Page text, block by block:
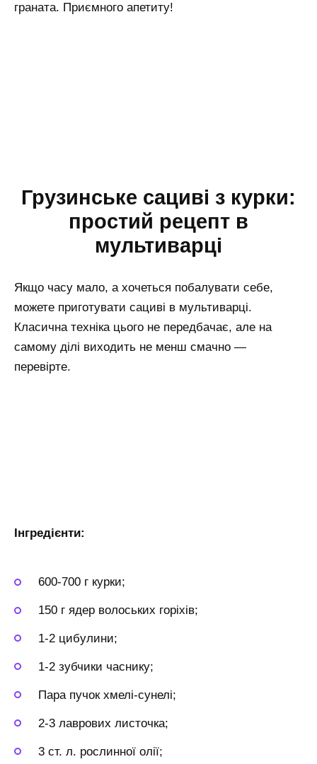
граната. Приємного апетиту!
Грузинське сациві з курки:
простий рецепт в
мультиварці
Якщо часу мало, а хочеться побалувати себе,
можете приготувати сациві в мультиварці.
Класична техніка цього не передбачає, але на
самому ділі виходить не менш смачно —
перевірте.
Інгредієнти:
600-700 г курки;
150 г ядер волоських горіхів;
1-2 цибулини;
1-2 зубчики часнику;
Пара пучок хмелі-сунелі;
2-3 лаврових листочка;
3 ст. л. рослинної олії;